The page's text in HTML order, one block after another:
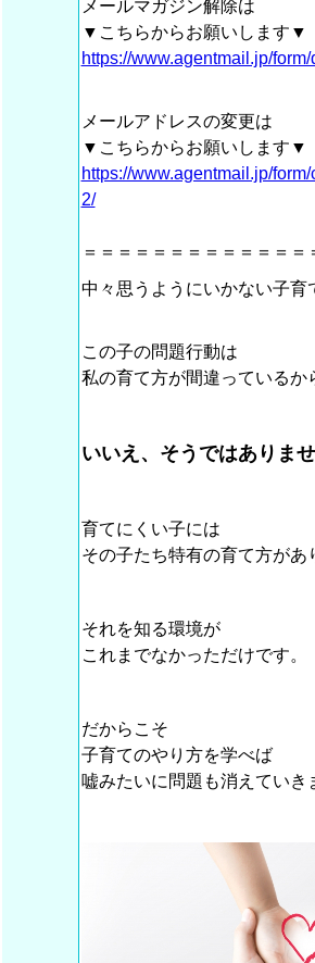
メールマガジン解除は
▼こちらからお願いします▼
https://www.agentmail.jp/
メールアドレスの変更は
▼こちらからお願いします▼
https://www.agentmail.jp/
2/
＝＝＝＝＝＝＝＝＝＝＝＝＝
中々思うようにいかない子育
この子の問題行動は
私の育て方が間違っているか
いいえ、そうではありませ
育てにくい子には
その子たち特有の育て方があ
それを知る環境が
これまでなかっただけです。
だからこそ
子育てのやり方を学べば
嘘みたいに問題も消えていき